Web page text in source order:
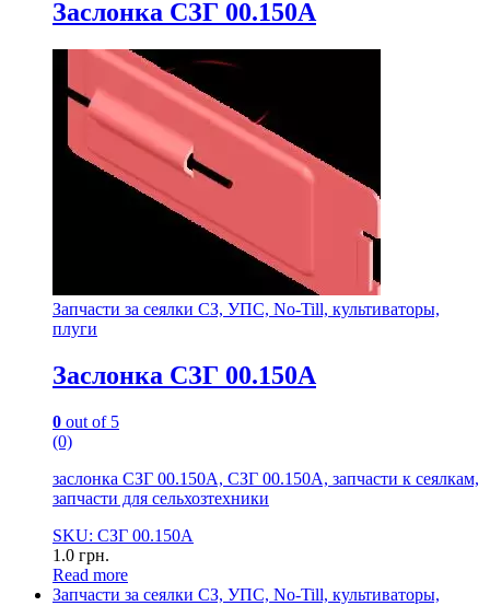
Заслонка СЗГ 00.150А
Запчасти за сеялки СЗ, УПС, No-Till, культиваторы,
плуги
Заслонка СЗГ 00.150А
0 out of 5
(0)
заслонка СЗГ 00.150А, СЗГ 00.150А, запчасти к сеялкам,
запчасти для сельхозтехники
SKU: СЗГ 00.150А
1.0 грн.
Read more
Запчасти за сеялки СЗ, УПС, No-Till, культиваторы,